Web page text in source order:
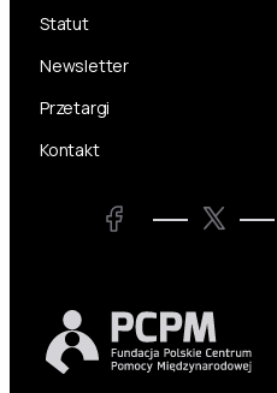
Statut
Newsletter
Przetargi
Kontakt
Facebook Twitter